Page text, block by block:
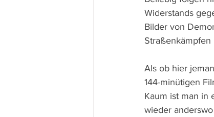
Widerstands
Bilder von
Als ob hier
144-minütigen
Kaum ist man in
wieder